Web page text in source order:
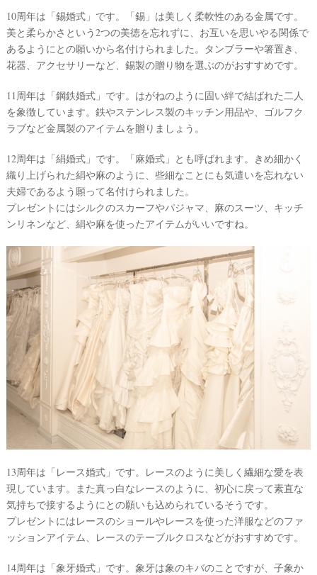
10周年は「錫婚式」です。「錫」は美しく柔軟性のある金属です。
美と柔らかさという2つの美徳を忘れずに、お互いを思いやる関係で
あるようにとの願いから名付けられました。タンブラーや箸置き、
花器、アクセサリーなど、錫製の贈り物を選ぶのがおすすめです。
11周年は「鋼鉄婚式」です。はがねのように固い絆で結ばれた二人
を象徴しています。鉄やステンレス製のキッチン用品や、ゴルフク
ラブなど金属製のアイテムを贈りましょう。
12周年は「絹婚式」です。「麻婚式」とも呼ばれます。きめ細かく
織り上げられた絹や麻のように、些細なことにも気遣いを忘れない
夫婦であるよう願って名付けられました。
プレゼントにはシルクのスカーフやパジャマ、麻のスーツ、キッチ
ンリネンなど、絹や麻を使ったアイテムがいいですね。
13周年は「レース婚式」です。レースのように美しく繊細な愛を表
現しています。また真っ白なレースのように、初心に戻って素直な
気持ちで接するようにとの願いも込められているそうです。
プレゼントにはレースのショールやレースを使った洋服などのファ
ッションアイテム、レースのテーブルクロスなどがおすすめです。
14周年は「象牙婚式」です。象牙は象のキバのことですが、子象か